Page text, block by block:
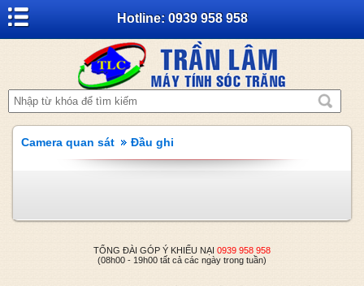
Hotline: 0939 958 958
Camera quan sát Đầu ghi
TỔNG ĐÀI GÓP Ý KHIẾU NẠI 0939 958 958
(08h00 - 19h00 tất cả các ngày trong tuần)